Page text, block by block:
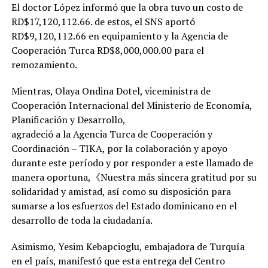
El doctor López informó que la obra tuvo un costo de
RD$17,120,112.66. de estos, el SNS aportó
RD$9,120,112.66 en equipamiento y la Agencia de
Cooperación Turca RD$8,000,000.00 para el
remozamiento.
Mientras, Olaya Ondina Dotel, viceministra de
Cooperación Internacional del Ministerio de Economía,
Planificación y Desarrollo,
agradeció a la Agencia Turca de Cooperación y
Coordinación – TIKA, por la colaboración y apoyo
durante este período y por responder a este llamado de
manera oportuna,《Nuestra más sincera gratitud por su
solidaridad y amistad, así como su disposición para
sumarse a los esfuerzos del Estado dominicano en el
desarrollo de toda la ciudadanía.
Asimismo, Yesim Kebapcioglu, embajadora de Turquía
en el país, manifestó que esta entrega del Centro